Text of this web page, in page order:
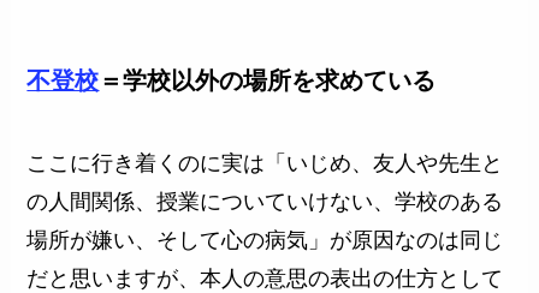
不登校＝学校以外の場所を求めている
ここに行き着くのに実は「いじめ、友人や先生と
の人間関係、授業についていけない、学校のある
場所が嫌い、そして心の病気」が原因なのは同じ
だと思いますが、本人の意思の表出の仕方として